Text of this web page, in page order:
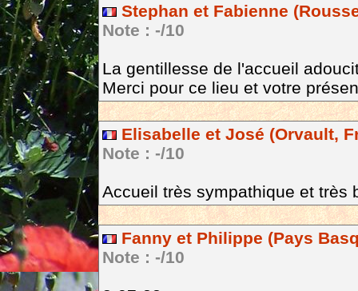
Stephan et Fabienne
Note : -/10
La gentillesse de l'accueil
Merci pour ce lieu et votre
Elisabelle et José (Orvault,
Note : -/10
Accueil très sympathique et très
Fanny et Philippe (Pays
Note : -/10